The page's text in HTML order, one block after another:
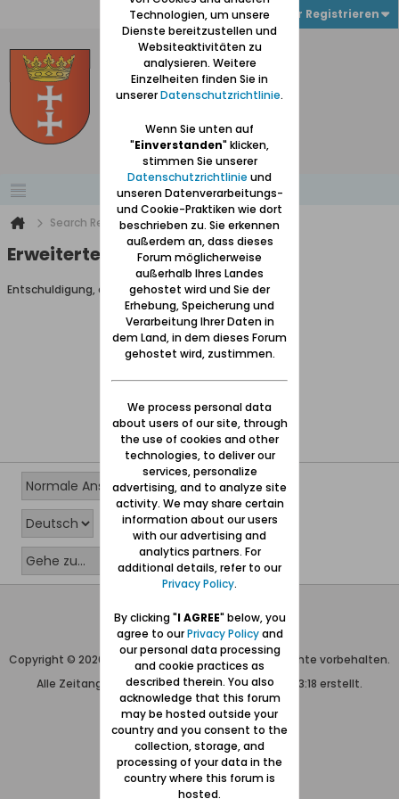
Anmelden oder Registrieren
Search Result
Erweiterte Suche
Entschuldigung, du darfst diese Seite nicht aufrufen.
Wolfgang Naujocks MMXXVI
Powered byvBulletin®
Copyright © 2026 MH Sub I, LLC dba vBulletin. Alle Rechte vorbehalten.
Alle Zeitangaben in WEZ+1. Die Seite wurde um 13:18 erstellt.
Technologien, um unsere
Dienste bereitzustellen und
Websiteaktivitäten zu
analysieren. Weitere
Einzelheiten finden Sie in
unsererDatenschutzrichtlinie.
Wenn Sie unten auf
"Einverstanden" klicken,
stimmen Sie unserer
Datenschutzrichtlinie und
unseren Datenverarbeitungs-
und Cookie-Praktiken wie dort
beschrieben zu. Sie erkennen
außerdem an, dass dieses
Forum möglicherweise
außerhalb Ihres Landes
gehostet wird und Sie der
Erhebung, Speicherung und
Verarbeitung Ihrer Daten in
dem Land, in dem dieses Forum
gehostet wird, zustimmen.
We process personal data
about users of our site, through
the use of cookies and other
technologies, to deliver our
services, personalize
advertising, and to analyze site
activity. We may share certain
information about our users
with our advertising and
analytics partners. For
additional details, refer to our
Privacy Policy.
By clicking "I AGREE" below, you
agree to ourPrivacy Policyand
our personal data processing
and cookie practices as
described therein. You also
acknowledge that this forum
may be hosted outside your
country and you consent to the
collection, storage, and
processing of your data in the
country where this forum is
hosted.